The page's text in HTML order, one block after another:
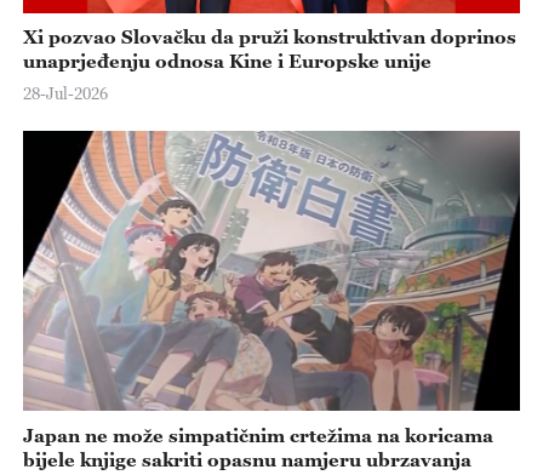
Xi pozvao Slovačku da pruži konstruktivan doprinos
unaprjeđenju odnosa Kine i Europske unije
28-Jul-2026
Japan ne može simpatičnim crtežima na koricama
bijele knjige sakriti opasnu namjeru ubrzavanja